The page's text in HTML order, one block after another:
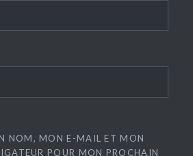
NOM, MON E-MAIL ET MON
POUR MON PROCHAIN